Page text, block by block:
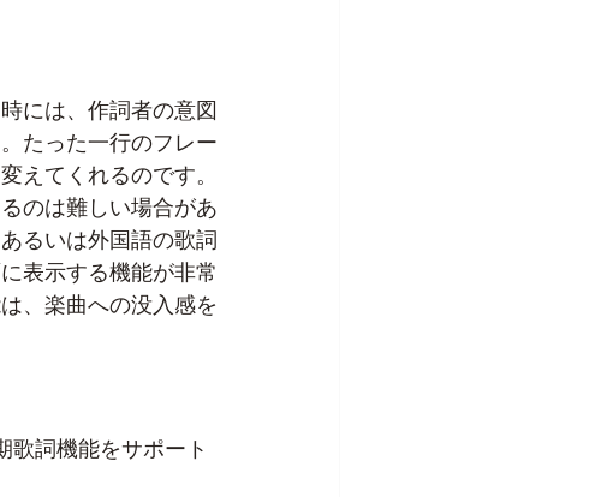
には、作詞者の意図
たった一行のフレー
えてくれるのです。
のは難しい場合があ
るいは外国語の歌詞
表示する機能が非常
、楽曲への没入感を
歌詞機能をサポート